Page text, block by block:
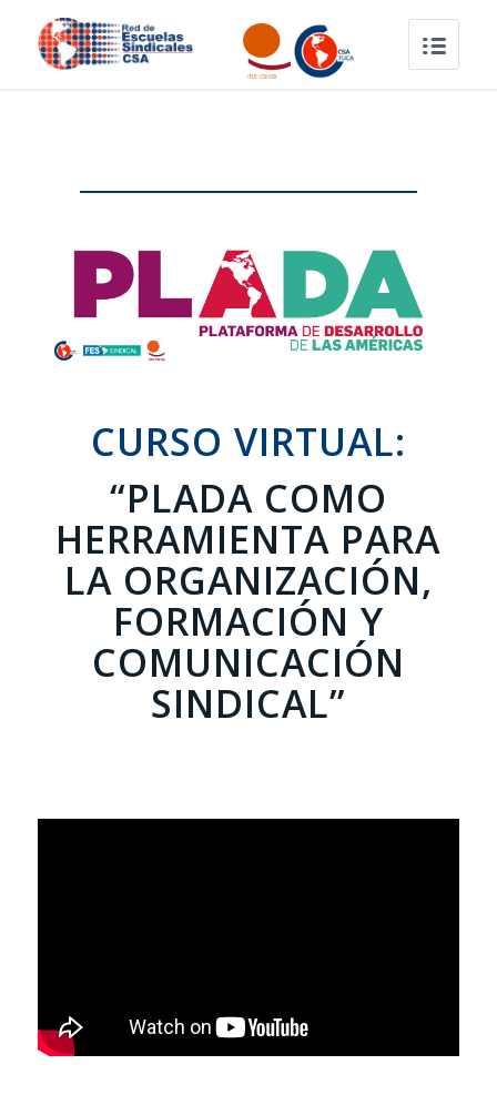
CURSO VIRTUAL:
“PLADA COMO
HERRAMIENTA PARA
LA ORGANIZACIÓN,
FORMACIÓN Y
COMUNICACIÓN
SINDICAL”